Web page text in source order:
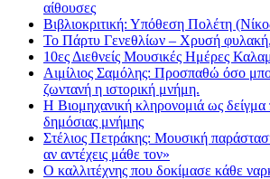
αίθουσες
Βιβλιοκριτική: Υπόθεση Πολέτη
Το Πάρτυ Γενεθλίων – Χρυσή φυλακή,
10ες Διεθνείς Μουσικές Ημέρες
Αιμίλιος Σαμόλης: Προσπαθώ όσο
ζωντανή η ιστορική μνήμη.
Η Βιομηχανική κληρονομιά ως δείγμα
δημόσιας μνήμης
Στέλιος Πετράκης: Μουσική
αν αντέχεις μάθε τον»
Ο καλλιτέχνης που δοκίμασε κάθε